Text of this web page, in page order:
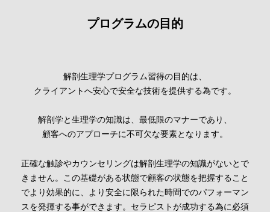
プログラムの目的
解剖生理学プログラム習得の目的は、
クライアントへ安心で安全な技術を提供する為です。
解剖学と生理学の知識は、最低限のマナーであり、
顧客へのアプローチに不可欠な要素となります。
正確な触診やカウンセリングは解剖生理学の知識がないとで
きません。この基礎がある状態で顧客の状態を把握すること
でより効果的に、より安全に限られた時間でのパフォーマン
スを発揮する事ができます。セラピストが成功する為に必須